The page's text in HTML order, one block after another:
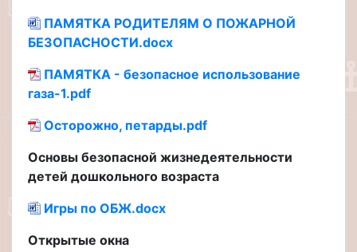
ПАМЯТКА РОДИТЕЛЯМ О ПОЖАРНОЙ
БЕЗОПАСНОСТИ.docx
ПАМЯТКА - безопасное использование
газа-1.pdf
Осторожно, петарды.pdf
Основы безопасной жизнедеятельности
детей дошкольного возраста
Игры по ОБЖ.docx
Открытые окна